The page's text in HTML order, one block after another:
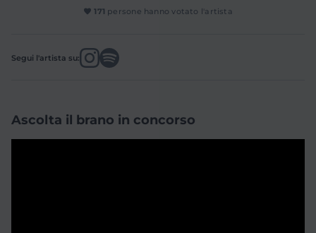
171 persone hanno votato l'artista
Segui l'artista su:
Ascolta il brano in concorso